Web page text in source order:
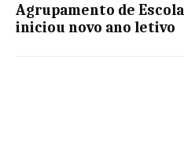
Agrupamento de
iniciou novo ano letivo